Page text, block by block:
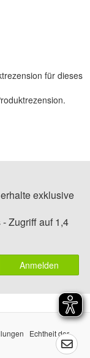
für dieses
.
exklusive
Zugriff auf 1,4
Anmelden
Echtheit der